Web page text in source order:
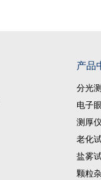
产品
分光
电子
测厚仪
老化
盐雾
颗粒